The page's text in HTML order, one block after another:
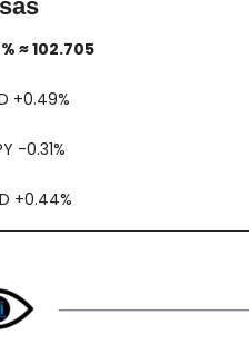
≈ 102.705
+0.49%
-0.31%
+0.44%